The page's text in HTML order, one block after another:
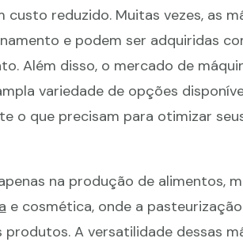
reduzido. Muitas vezes, as
e podem ser adquiridas
Além disso, o mercado de
variedade de opções
o que precisam para otimizar
na produção de alimentos,
e cosmética, onde a
A versatilidade dessas